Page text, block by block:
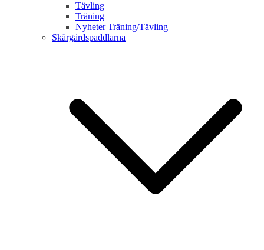
Tävling
Träning
Nyheter Träning/Tävling
Skärgårdspaddlarna